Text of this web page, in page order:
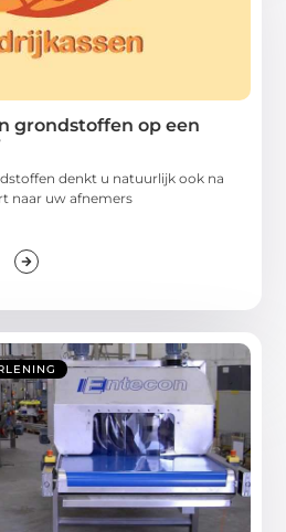
grondstoffen op een
denkt u natuurlijk ook na
naar uw afnemers